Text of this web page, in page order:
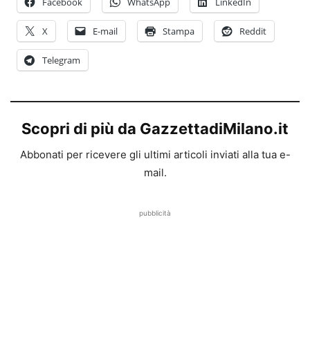
X E-mail Stampa Reddit
Telegram
Scopri di più da GazzettadiMilano.it
Abbonati per ricevere gli ultimi articoli inviati alla tua e-
mail.
pubblicità